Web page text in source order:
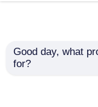
Good day, what
for?